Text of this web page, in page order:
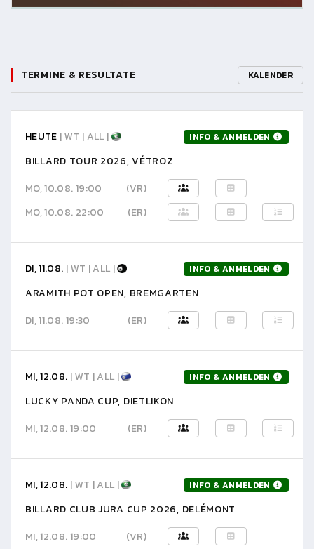
TERMINE & RESULTATE KALENDER
HEUTE | WT | ALL | INFO & ANMELDEN
BILLARD TOUR 2026, VÉTROZ
MO, 10.08. 19:00
(VR)
MO, 10.08. 22:00
(ER)
DI, 11.08. | WT | ALL | INFO & ANMELDEN
ARAMITH POT OPEN, BREMGARTEN
DI, 11.08. 19:30
(ER)
MI, 12.08. | WT | ALL | INFO & ANMELDEN
LUCKY PANDA CUP, DIETLIKON
MI, 12.08. 19:00
(ER)
MI, 12.08. | WT | ALL | INFO & ANMELDEN
BILLARD CLUB JURA CUP 2026, DELÉMONT
MI, 12.08. 19:00
(VR)